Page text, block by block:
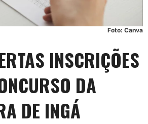
Foto: Canva
INSCRIÇÕES
DA
DE INGÁ